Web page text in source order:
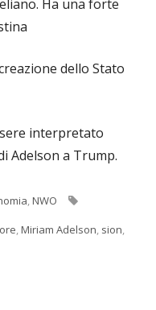
Ha una forte
dello Stato
interpretato
Adelson a Trump.
,NWO
,Miriam Adelson, sion,